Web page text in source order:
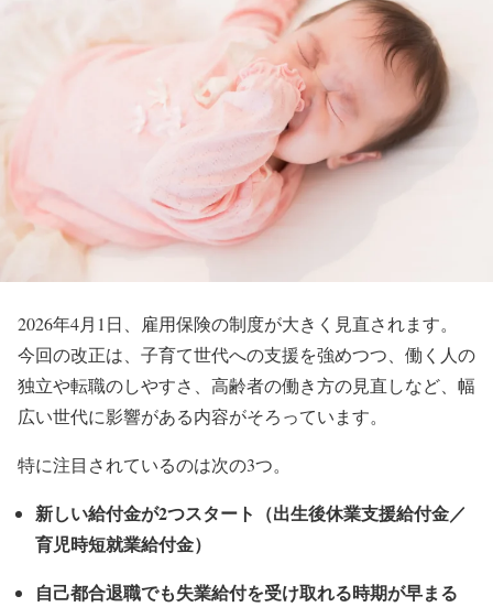
2026年4月1日、雇用保険の制度が大きく見直されます。
今回の改正は、子育て世代への支援を強めつつ、働く人の
独立や転職のしやすさ、高齢者の働き方の見直しなど、幅
広い世代に影響がある内容がそろっています。
特に注目されているのは次の3つ。
新しい給付金が2つスタート（出生後休業支援給付金／
育児時短就業給付金）
自己都合退職でも失業給付を受け取れる時期が早まる